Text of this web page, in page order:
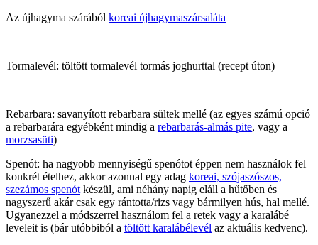
Az újhagyma szárából koreai újhagymaszársaláta
Tormalevél: töltött tormalevél tormás joghurttal (recept úton)
Rebarbara: savanyított rebarbara sültek mellé (az egyes számú opció
a rebarbarára egyébként mindig a rebarbarás-almás pite, vagy a
morzsasüti)
Spenót: ha nagyobb mennyiségű spenótot éppen nem használok fel
konkrét ételhez, akkor azonnal egy adag koreai, szójaszószos,
szezámos spenótkészül, ami néhány napig eláll a hűtőben és
nagyszerű akár csak egy rántotta/rizs vagy bármilyen hús, hal mellé.
Ugyanezzel a módszerrel használom fel a retek vagy a karalábé
leveleit is (bár utóbbiból a töltött karalábélevél az aktuális kedvenc).